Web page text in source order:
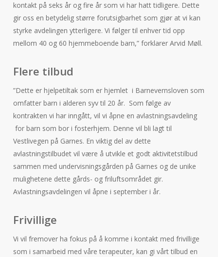
kontakt på seks år og fire år som vi har hatt tidligere. Dette
gir oss en betydelig større forutsigbarhet som gjør at vi kan
styrke avdelingen ytterligere. Vi følger til enhver tid opp
mellom 40 og 60 hjemmeboende barn,” forklarer Arvid Møll.
Flere tilbud
”Dette er hjelpetiltak som er hjemlet i Barnevernsloven som
omfatter barn i alderen syv til 20 år. Som følge av
kontrakten vi har inngått, vil vi åpne en avlastningsavdeling
for barn som bor i fosterhjem. Denne vil bli lagt til
Vestlivegen på Garnes. En viktig del av dette
avlastningstilbudet vil være å utvikle et godt aktivitetstilbud
sammen med undervisningsgården på Garnes og de unike
mulighetene dette gårds- og friluftsområdet gir.
Avlastningsavdelingen vil åpne i september i år.
Frivillige
Vi vil fremover ha fokus på å komme i kontakt med frivillige
som i samarbeid med våre terapeuter, kan gi vårt tilbud en